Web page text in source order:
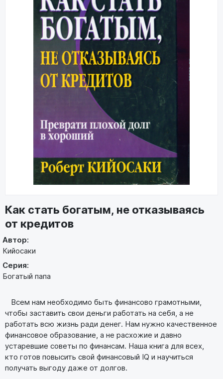
Как стать богатым, не отказываясь
от кредитов
Автор:
Кийосаки
Серия:
Богатый папа
Всем нам необходимо быть финансово грамотными,
чтобы заставить свои деньги работать на себя, а не
работать всю жизнь ради денег. Нам нужно качественное
финансовое образование, а не расхожие и давно
устаревшие советы по финансам. Наша книга для всех,
кто готов повысить свой финансовый IQ и научиться
получать выгоду даже от долгов.